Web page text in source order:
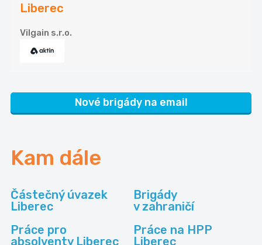
Liberec
Vilgain s.r.o.
Nové brigády na email
Kam dále
Částečný úvazek
Liberec
Brigády
v zahraničí
Práce pro
absolventy Liberec
Práce na HPP
Liberec